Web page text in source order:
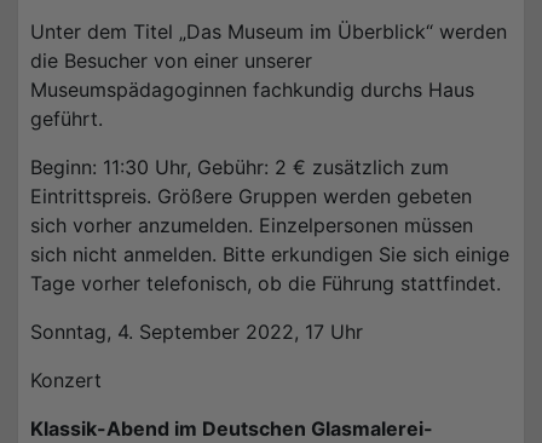
Unter dem Titel „Das Museum im Überblick“ werden
die Besucher von einer unserer
Museumspädagoginnen fachkundig durchs Haus
geführt.
Beginn: 11:30 Uhr, Gebühr: 2 € zusätzlich zum
Eintrittspreis. Größere Gruppen werden gebeten
sich vorher anzumelden. Einzelpersonen müssen
sich nicht anmelden. Bitte erkundigen Sie sich einige
Tage vorher telefonisch, ob die Führung stattfindet.
Sonntag, 4. September 2022, 17 Uhr
Konzert
Klassik-Abend im Deutschen Glasmalerei-